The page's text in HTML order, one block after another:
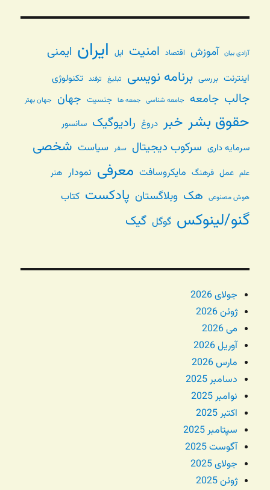
آزادی بیان آموزش اقتصاد امنیت اپل ایران ایمنی
اینترنت بررسی برنامه نویسی تبلیغ ترفند تکنولوژی
جالب جامعه جامعه شناسی جمعه ها جنسیت جهان جهان بهتر
حقوق بشر خبر دروغ رادیوگیک سانسور
سرمایه داری سرکوب دیجیتال سفر سیاست شخصی
علم عمل فرهنگ مایکروسافت معرفی نمودار هنر
هوش مصنوعی هک وبلاگستان پادکست کتاب
گنو/لینوکس گوگل گیک
جولای 2026
ژوئن 2026
می 2026
آوریل 2026
مارس 2026
دسامبر 2025
نوامبر 2025
اکتبر 2025
سپتامبر 2025
آگوست 2025
جولای 2025
ژوئن 2025